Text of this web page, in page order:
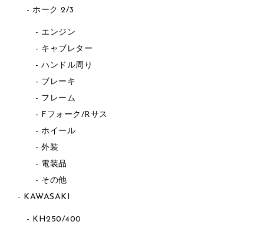
ホーク 2/3
エンジン
キャブレター
ハンドル周り
ブレーキ
フレーム
Fフォーク/Rサス
ホイール
外装
電装品
その他
KAWASAKI
KH250/400